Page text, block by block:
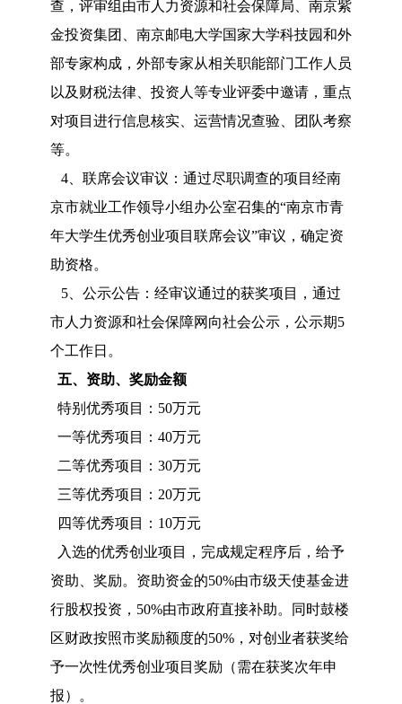
查，评审组由市人力资源和社会保障局、南京紫
金投资集团、南京邮电大学国家大学科技园和外
部专家构成，外部专家从相关职能部门工作人员
以及财税法律、投资人等专业评委中邀请，重点
对项目进行信息核实、运营情况查验、团队考察
等。
4、联席会议审议：通过尽职调查的项目经南
京市就业工作领导小组办公室召集的“南京市青
年大学生优秀创业项目联席会议”审议，确定资
助资格。
5、公示公告：经审议通过的获奖项目，通过
市人力资源和社会保障网向社会公示，公示期5
个工作日。
五、资助、奖励金额
特别优秀项目：50万元
一等优秀项目：40万元
二等优秀项目：30万元
三等优秀项目：20万元
四等优秀项目：10万元
入选的优秀创业项目，完成规定程序后，给予
资助、奖励。资助资金的50%由市级天使基金进
行股权投资，50%由市政府直接补助。同时鼓楼
区财政按照市奖励额度的50%，对创业者获奖给
予一次性优秀创业项目奖励（需在获奖次年申
报）。